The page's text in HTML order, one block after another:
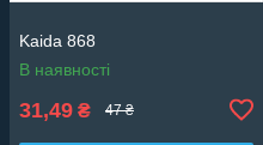
Kaida 868
В наявності
31,49 ₴ 47 ₴